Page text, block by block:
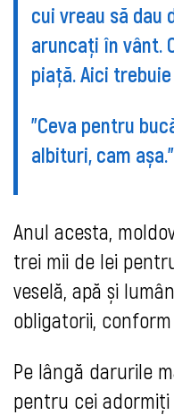
cui vreau să dau
aruncați în vânt.
piață. Aici
"Ceva pentru
albituri, cam așa."
Anul acesta,
trei mii de lei
veselă, apă și
obligatorii,
Pe lângă darurile
pentru cei